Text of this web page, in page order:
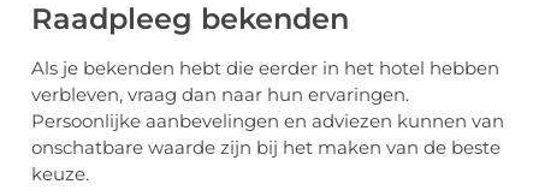
Raadpleeg bekenden
Als je bekenden hebt die eerder in het hotel hebben
verbleven, vraag dan naar hun ervaringen.
Persoonlijke aanbevelingen en adviezen kunnen van
onschatbare waarde zijn bij het maken van de beste
keuze.